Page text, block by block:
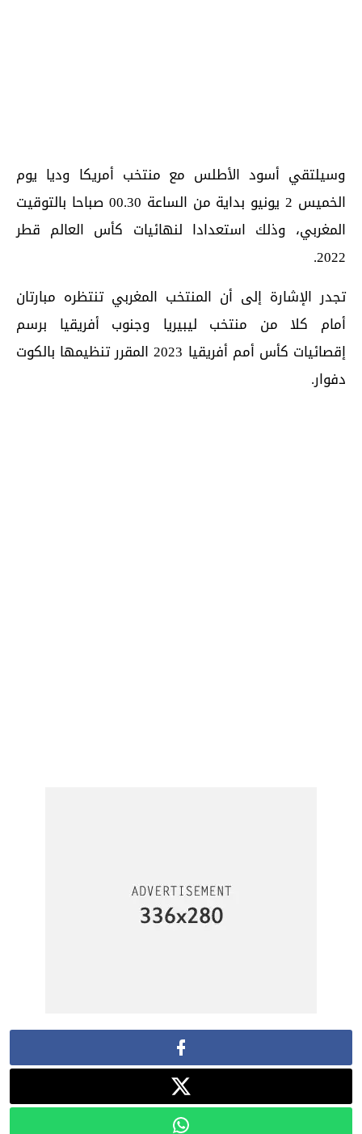
وسيلتقي أسود الأطلس مع منتخب أمريكا وديا يوم
الخميس 2 يونيو بداية من الساعة 00.30 صباحا بالتوقيت
المغربي، وذلك استعدادا لنهائيات كأس العالم قطر
2022.
تجدر الإشارة إلى أن المنتخب المغربي تنتظره مبارتان
أمام كلا من منتخب ليبيريا وجنوب أفريقيا برسم
إقصائيات كأس أمم أفريقيا 2023 المقرر تنظيمها بالكوت
دفوار.